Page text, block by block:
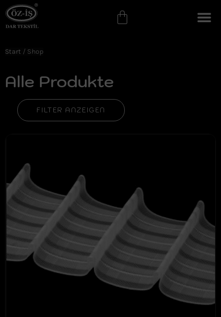
Start / Shop
Alle Produkte
FILTER ANZEIGEN